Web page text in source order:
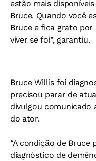
estão mais
Bruce. Quando você
Bruce e fica grato por
viver se foi”, garantiu.
Bruce Willis foi
precisou parar de
divulgou comunicado
do ator.
“A condição de Bruce
diagnóstico de